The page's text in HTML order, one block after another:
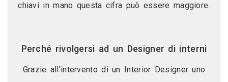
chiavi in mano questa cifra può essere maggiore.
Perché rivolgersi ad un Designer di interni
Grazie all'intervento di un Interior Designer uno